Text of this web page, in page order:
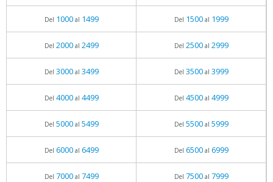
Del 1000al 1499 Del 1500al 1999
Del 2000al 2499 Del 2500al 2999
Del 3000al 3499 Del 3500al 3999
Del 4000al 4499 Del 4500al 4999
Del 5000al 5499 Del 5500al 5999
Del 6000al 6499 Del 6500al 6999
Del 7000al 7499 Del 7500al 7999